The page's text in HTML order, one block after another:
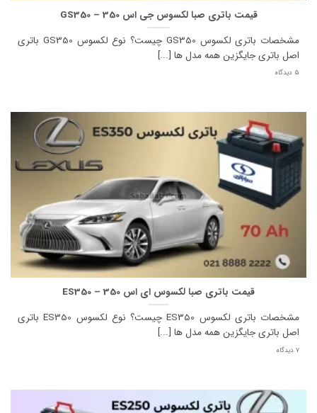
قیمت باتری صبا لکسوس جی اس 350 – GS350
مشخصات باتری لکسوس GS350 چیست؟ نوع لکسوس GS350 باتری
اصل باتری جایگزین همه مدل ها [...]
5 دیدگاه
قیمت باتری صبا لکسوس ای اس 350 – ES350
مشخصات باتری لکسوس ES350 چیست؟ نوع لکسوس ES350 باتری
اصل باتری جایگزین همه مدل ها [...]
7 دیدگاه